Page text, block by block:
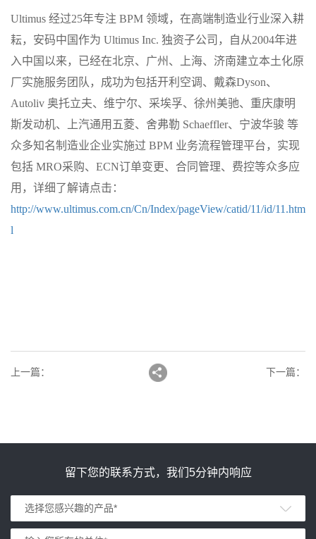
Ultimus 经过25年专注 BPM 领域，在高端制造业行业深入耕
耘，安码中国作为 Ultimus Inc. 独资子公司，自从2004年进
入中国以来，已经在北京、广州、上海、济南建立本土化原
厂实施服务团队，成功为包括开利空调、戴森Dyson、
Autoliv 奥托立夫、维宁尔、采埃孚、徐州美驰、重庆康明
斯发动机、上汽通用五菱、舍弗勒 Schaeffler、宁波华骏 等
众多知名制造业企业实施过 BPM 业务流程管理平台，实现
包括 MRO采购、 ECN订单变更、合同管理、费控等众多应
用，详细了解请点击：
http://www.ultimus.com.cn/Cn/Index/pageView/catid/11/id/11.htm
l
上一篇 ： 下一篇 ：
留下您的联系方式，我们5分钟内响应